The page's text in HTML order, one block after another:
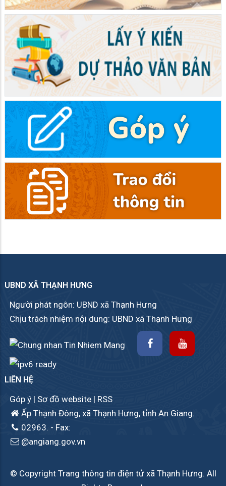
UBND XÃ THẠNH HƯNG
Người phát ngôn: UBND xã Thạnh Hưng
Chịu trách nhiệm nội dung: UBND xã Thạnh Hưng
LIÊN HỆ
Góp ý | Sơ đồ website | RSS
Ấp Thạnh Đông, xã Thạnh Hưng, tỉnh An Giang.
02963. - Fax:
@angiang.gov.vn
© Copyright Trang thông tin điện tử xã Thạnh Hưng. All